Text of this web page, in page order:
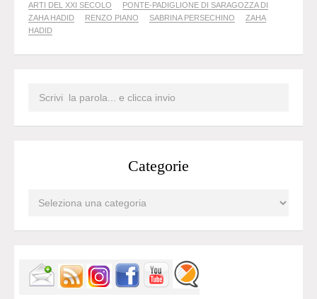
ARTI DEL XXI SECOLO
PONTE-PADIGLIONE DI SARAGOZZA DI
ZAHA HADID
RENZO PIANO SABRINA PERSECHINO
ZAHA
HADID
Categorie